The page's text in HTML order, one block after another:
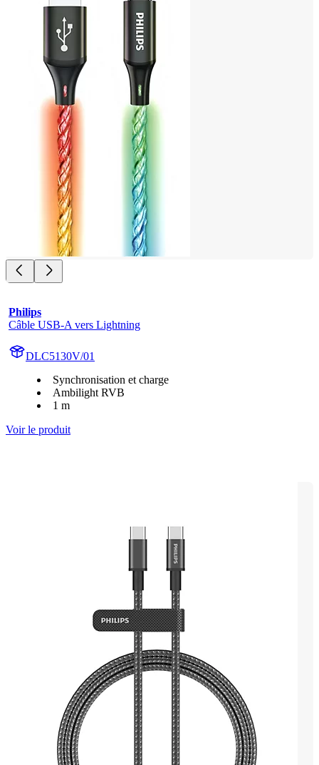
Philips
Câble USB-A vers Lightning
DLC5130V/01
Synchronisation et charge
Ambilight RVB
1 m
Voir le produit